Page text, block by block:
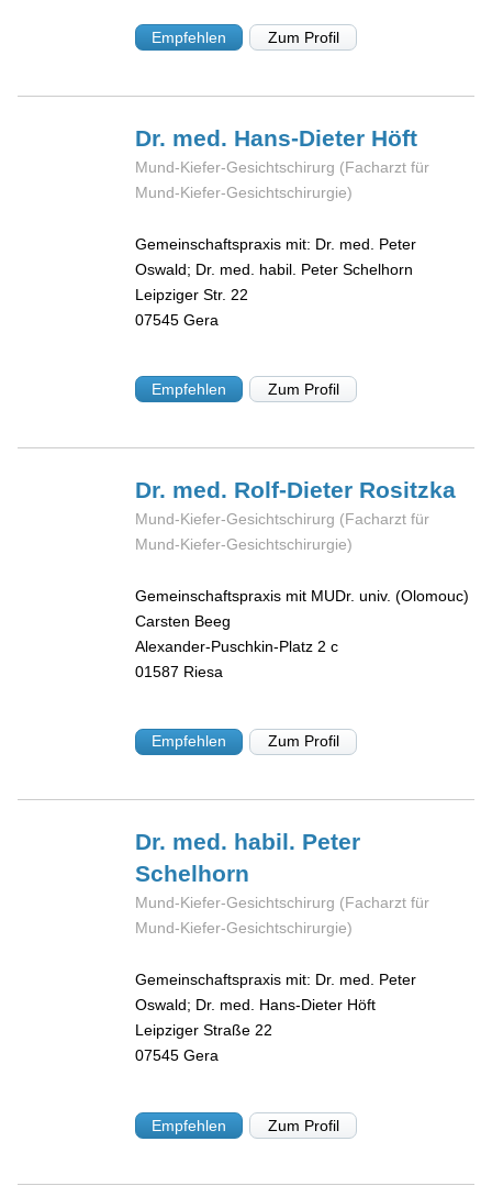
Empfehlen Zum Profil
Dr. med. Hans-Dieter Höft
Mund-Kiefer-Gesichtschirurg (Facharzt für
Mund-Kiefer-Gesichtschirurgie)
Gemeinschaftspraxis mit: Dr. med. Peter
Oswald; Dr. med. habil. Peter Schelhorn
Leipziger Str. 22
07545 Gera
Empfehlen Zum Profil
Dr. med. Rolf-Dieter Rositzka
Mund-Kiefer-Gesichtschirurg (Facharzt für
Mund-Kiefer-Gesichtschirurgie)
Gemeinschaftspraxis mit MUDr. univ. (Olomouc)
Carsten Beeg
Alexander-Puschkin-Platz 2 c
01587 Riesa
Empfehlen Zum Profil
Dr. med. habil. Peter
Schelhorn
Mund-Kiefer-Gesichtschirurg (Facharzt für
Mund-Kiefer-Gesichtschirurgie)
Gemeinschaftspraxis mit: Dr. med. Peter
Oswald; Dr. med. Hans-Dieter Höft
Leipziger Straße 22
07545 Gera
Empfehlen Zum Profil